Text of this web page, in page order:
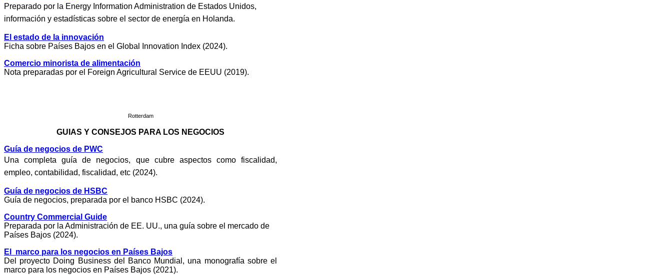
Preparado por la Energy Information Administration de Estados Unidos,
información y estadísticas sobre el sector de energía en Holanda.
El estado de la innovación
Ficha sobre Países Bajos en el Global Innovation Index (2024).
Comercio minorista de alimentación
Nota preparadas por el Foreign Agricultural Service de EEUU (2019).
Rotterdam
GUIAS Y CONSEJOS PARA LOS NEGOCIOS
Guía de negocios de PWC
Una completa guía de negocios, que cubre aspectos como fiscalidad,
empleo, contabilidad, fiscalidad, etc (2024).
Guía de negocios de HSBC
Guía de negocios, preparada por el banco HSBC (2024).
Country Commercial Guide
Preparada por la Administración de EE. UU., una guía sobre el mercado de
Países Bajos (2024).
El marco para los negocios en Países Bajos
Del proyecto Doing Business del Banco Mundial, una monografía sobre el
marco para los negocios en Países Bajos (2021).